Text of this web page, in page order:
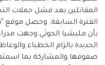
المقاتلين بعد فشل حملات
الفترة السابقة. وحصل موقع
بأن مليشيا الحوثي وجهت
الحديدة بالزام الخطباء
صفوفها والمشاركة بما